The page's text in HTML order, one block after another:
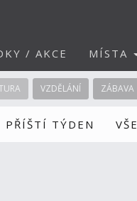
/ AKCE MÍSTA
VZDĚLÁNÍ ZÁBAVA
PŘÍŠTÍ TÝDEN VŠE